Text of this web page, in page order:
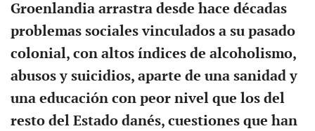
Groenlandia arrastra desde hace décadas
problemas sociales vinculados a su pasado
colonial, con altos índices de alcoholismo,
abusos y suicidios, aparte de una sanidad y
una educación con peor nivel que los del
resto del Estado danés, cuestiones que han